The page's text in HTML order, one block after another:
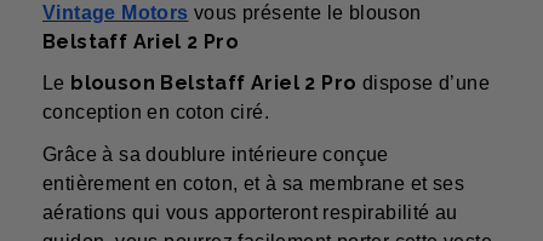
Vintage Motors vous présente le blouson
Belstaff Ariel 2 Pro
Le blouson Belstaff Ariel 2 Pro dispose d’une
conception en coton ciré.
Grâce à sa doublure intérieure conçue
entièrement en coton, et à sa membrane et ses
aérations qui vous apporteront respirabilité au